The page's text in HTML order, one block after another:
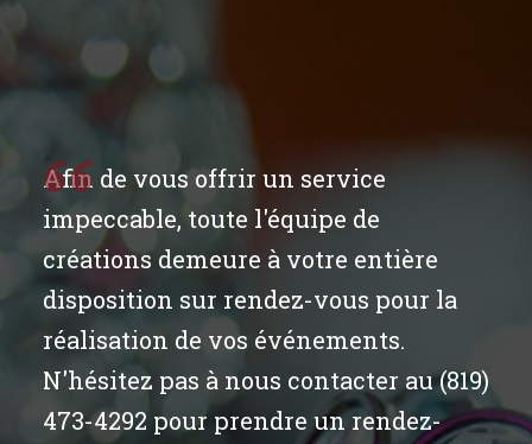
Afin de vous offrir un service
impeccable, toute l'équipe de
créations demeure à votre entière
disposition sur rendez-vous pour la
réalisation de vos événements.
N'hésitez pas à nous contacter au (819)
473-4292 pour prendre un rendez-